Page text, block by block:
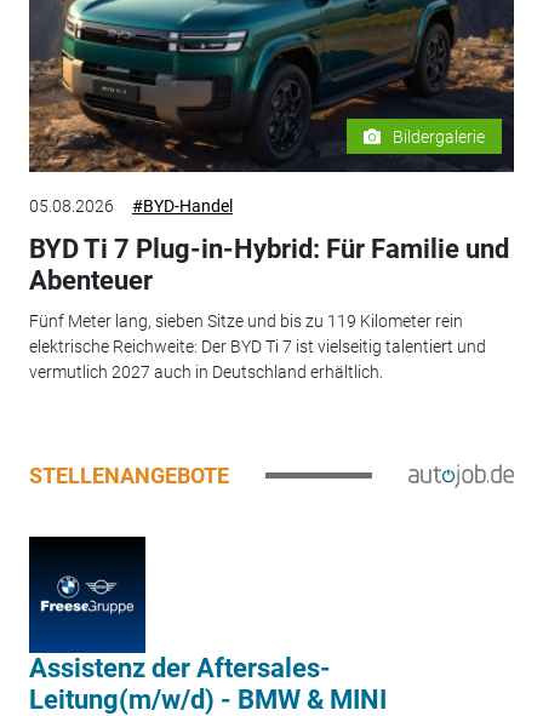
Bildergalerie
05.08.2026 #BYD-Handel
BYD Ti 7 Plug-in-Hybrid: Für Familie und
Abenteuer
Fünf Meter lang, sieben Sitze und bis zu 119 Kilometer rein
elektrische Reichweite: Der BYD Ti 7 ist vielseitig talentiert und
vermutlich 2027 auch in Deutschland erhältlich.
STELLENANGEBOTE
Assistenz der Aftersales-
Leitung(m/w/d) - BMW & MINI